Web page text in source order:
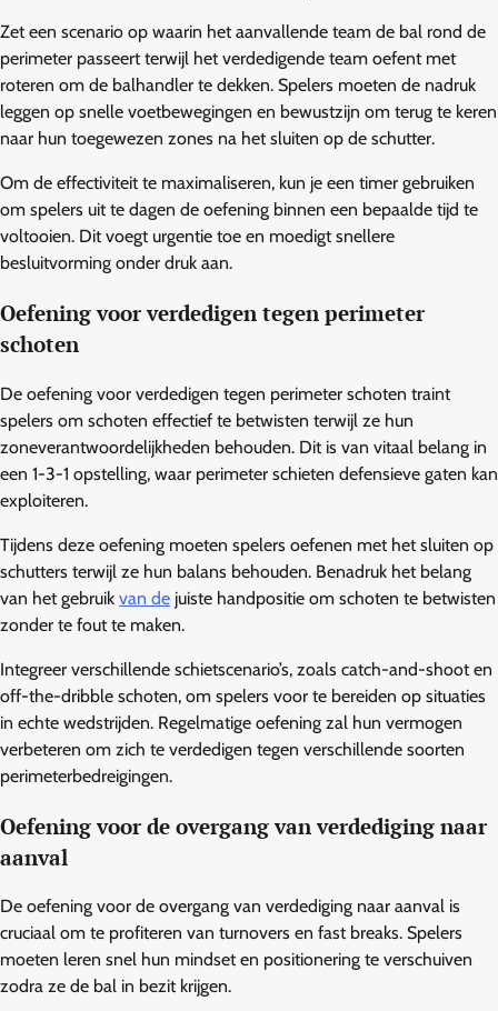
Zet een scenario op waarin het aanvallende team de bal rond de
perimeter passeert terwijl het verdedigende team oefent met
roteren om de balhandler te dekken. Spelers moeten de nadruk
leggen op snelle voetbewegingen en bewustzijn om terug te keren
naar hun toegewezen zones na het sluiten op de schutter.
Om de effectiviteit te maximaliseren, kun je een timer gebruiken
om spelers uit te dagen de oefening binnen een bepaalde tijd te
voltooien. Dit voegt urgentie toe en moedigt snellere
besluitvorming onder druk aan.
Oefening voor verdedigen tegen perimeter
schoten
De oefening voor verdedigen tegen perimeter schoten traint
spelers om schoten effectief te betwisten terwijl ze hun
zoneverantwoordelijkheden behouden. Dit is van vitaal belang in
een 1-3-1 opstelling, waar perimeter schieten defensieve gaten kan
exploiteren.
Tijdens deze oefening moeten spelers oefenen met het sluiten op
schutters terwijl ze hun balans behouden. Benadruk het belang
van het gebruik van de juiste handpositie om schoten te betwisten
zonder te fout te maken.
Integreer verschillende schietscenario’s, zoals catch-and-shoot en
off-the-dribble schoten, om spelers voor te bereiden op situaties
in echte wedstrijden. Regelmatige oefening zal hun vermogen
verbeteren om zich te verdedigen tegen verschillende soorten
perimeterbedreigingen.
Oefening voor de overgang van verdediging naar
aanval
De oefening voor de overgang van verdediging naar aanval is
cruciaal om te profiteren van turnovers en fast breaks. Spelers
moeten leren snel hun mindset en positionering te verschuiven
zodra ze de bal in bezit krijgen.